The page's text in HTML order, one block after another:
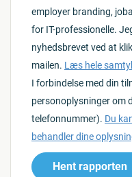
employer branding,
for IT-professionelle.
nyhedsbrevet ved at
mailen. Læs hele
I forbindelse med din
personoplysninger om
telefonnummer). Du
behandler dine
Hent rapporten